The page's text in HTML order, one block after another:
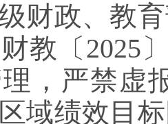
财政、教
教〔2025
，严禁虚
域绩效目